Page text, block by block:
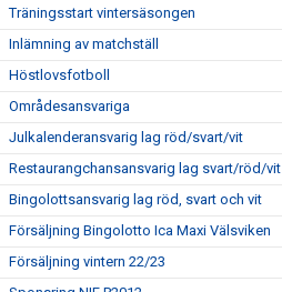
Träningsstart vintersäsongen
Inlämning av matchställ
Höstlovsfotboll
Områdesansvariga
Julkalenderansvarig lag röd/svart/vit
Restaurangchansansvarig lag svart/röd/vit
Bingolottsansvarig lag röd, svart och vit
Försäljning Bingolotto Ica Maxi Välsviken
Försäljning vintern 22/23